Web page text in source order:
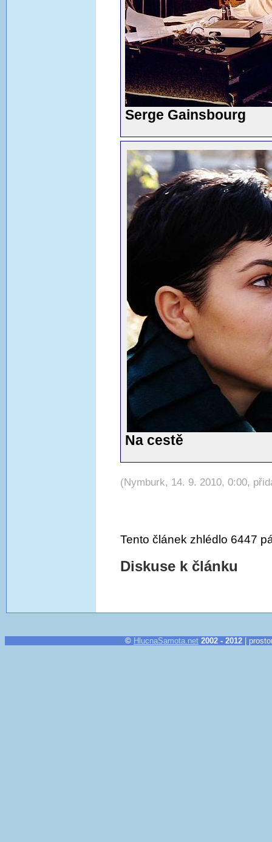
Serge Gainsbourg
Na cestě
(Nymburk, 14. 9. 2010, 0:00,
Tento článek zhlédlo 6447
Diskuse k článku
© HlucnaSamota.net 2002 - 2012 |